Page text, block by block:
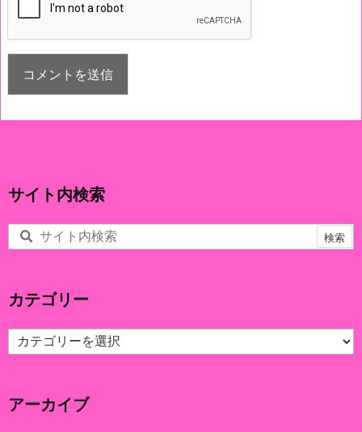
サイト内検索
カテゴリー
カ
テ
ー
アーカイブ